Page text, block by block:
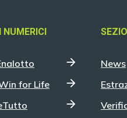
NUMERICI
for Life
News